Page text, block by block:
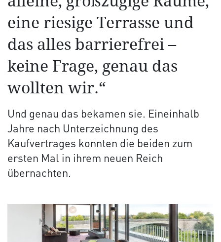
eine riesige Terrasse und
das alles barrierefrei –
keine Frage, genau das
wollten wir.“
Und genau das bekamen sie. Eineinhalb
Jahre nach Unterzeichnung des
Kaufvertrages konnten die beiden zum
ersten Mal in ihrem neuen Reich
übernachten.